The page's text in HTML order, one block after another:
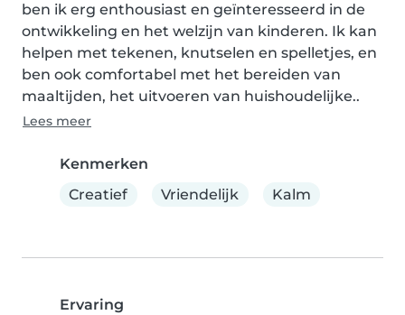
ben ik erg enthousiast en geïnteresseerd in de
ontwikkeling en het welzijn van kinderen. Ik kan
helpen met tekenen, knutselen en spelletjes, en
ben ook comfortabel met het bereiden van
maaltijden, het uitvoeren van huishoudelijke..
Lees meer
Kenmerken
Creatief
Vriendelijk Kalm
Ervaring